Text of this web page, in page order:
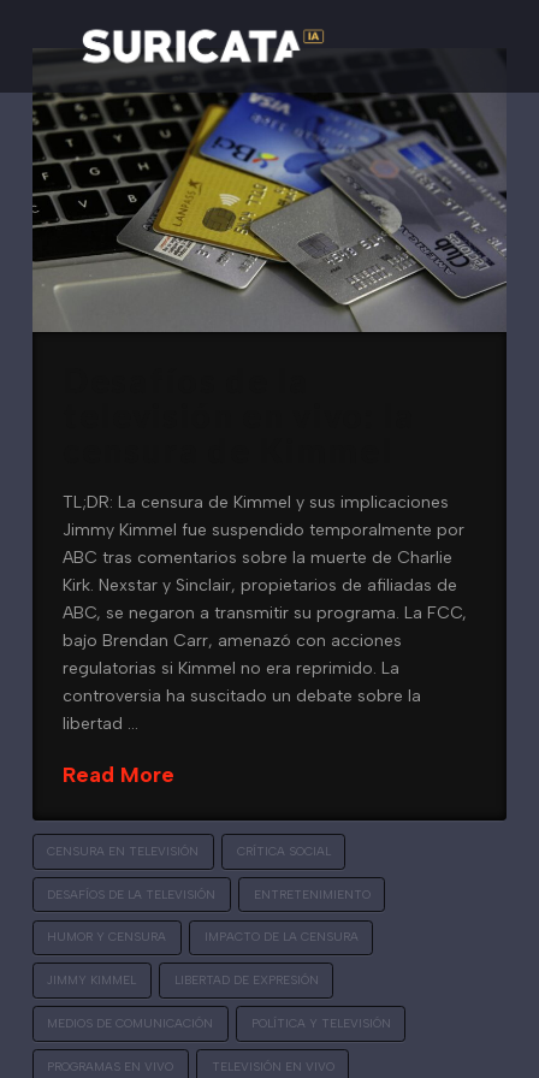
TL;DR: La censura de Kimmel y sus implicaciones
Jimmy Kimmel fue suspendido temporalmente por
ABC tras comentarios sobre la muerte de Charlie
Kirk. Nexstar y Sinclair, propietarios de afiliadas de
ABC, se negaron a transmitir su programa. La FCC,
bajo Brendan Carr, amenazó con acciones
regulatorias si Kimmel no era reprimido. La
controversia ha suscitado un debate sobre la
libertad …
Read More
CENSURA EN TELEVISIÓN CRÍTICA SOCIAL
DESAFÍOS DE LA TELEVISIÓN ENTRETENIMIENTO
HUMOR Y CENSURA IMPACTO DE LA CENSURA
JIMMY KIMMEL LIBERTAD DE EXPRESIÓN
MEDIOS DE COMUNICACIÓN POLÍTICA Y TELEVISIÓN
PROGRAMAS EN VIVO TELEVISIÓN EN VIVO